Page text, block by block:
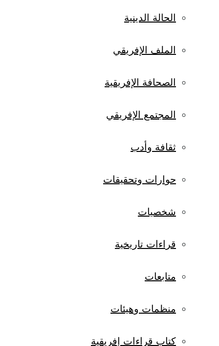
الحالة الدينية
الملف الإفريقي
الصحافة الإفريقية
المجتمع الإفريقي
ثقافة وأدب
حوارات وتحقيقات
شخصيات
قراءات تاريخية
متابعات
منظمات وهيئات
كتاب قراءات إفريقية